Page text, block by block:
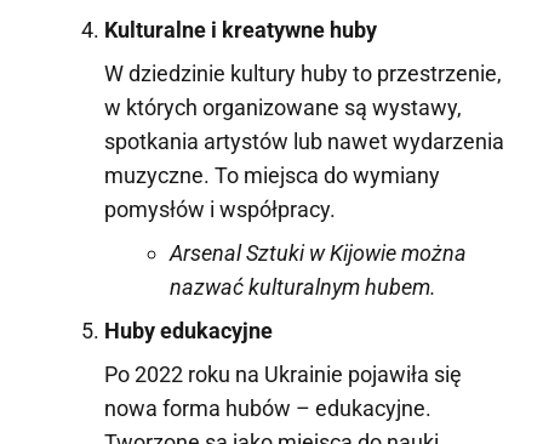
Kulturalne i kreatywne huby
W dziedzinie kultury huby to przestrzenie,
w których organizowane są wystawy,
spotkania artystów lub nawet wydarzenia
muzyczne. To miejsca do wymiany
pomysłów i współpracy.
Arsenal Sztuki w Kijowie można
nazwać kulturalnym hubem.
Huby edukacyjne
Po 2022 roku na Ukrainie pojawiła się
nowa forma hubów – edukacyjne.